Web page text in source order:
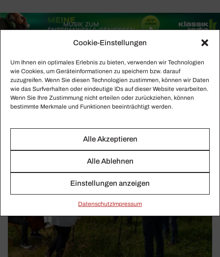
Cookie-Einstellungen
Um Ihnen ein optimales Erlebnis zu bieten, verwenden wir Technologien
wie Cookies, um Geräteinformationen zu speichern bzw. darauf
zuzugreifen. Wenn Sie diesen Technologien zustimmen, können wir Daten
wie das Surfverhalten oder eindeutige IDs auf dieser Website verarbeiten.
Wenn Sie Ihre Zustimmung nicht erteilen oder zurückziehen, können
bestimmte Merkmale und Funktionen beeinträchtigt werden.
Alle Akzeptieren
Alle Ablehnen
Einstellungen anzeigen
Daten­schutzImpressum